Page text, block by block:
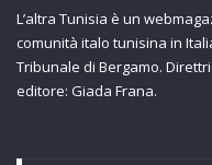
L’altra Tunisia è un
comunità italo tunisina in
Tribunale di Bergamo.
editore: Giada Frana.